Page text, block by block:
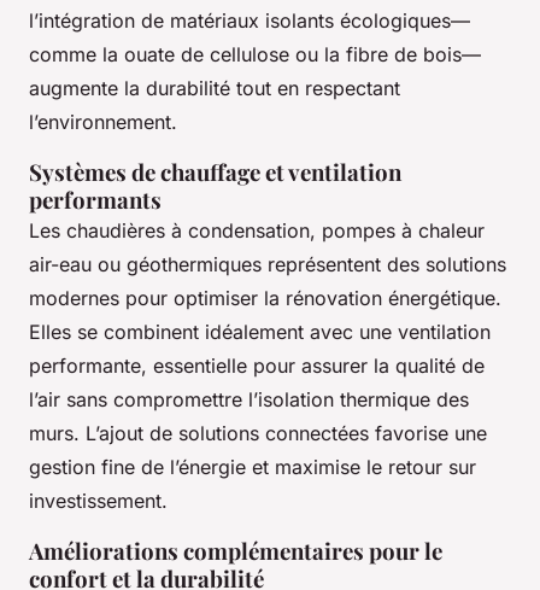
l’intégration de matériaux isolants écologiques—
comme la ouate de cellulose ou la fibre de bois—
augmente la durabilité tout en respectant
l’environnement.
Systèmes de chauffage et ventilation
performants
Les chaudières à condensation, pompes à chaleur
air-eau ou géothermiques représentent des solutions
modernes pour optimiser la rénovation énergétique.
Elles se combinent idéalement avec une ventilation
performante, essentielle pour assurer la qualité de
l’air sans compromettre l’isolation thermique des
murs. L’ajout de solutions connectées favorise une
gestion fine de l’énergie et maximise le retour sur
investissement.
Améliorations complémentaires pour le
confort et la durabilité